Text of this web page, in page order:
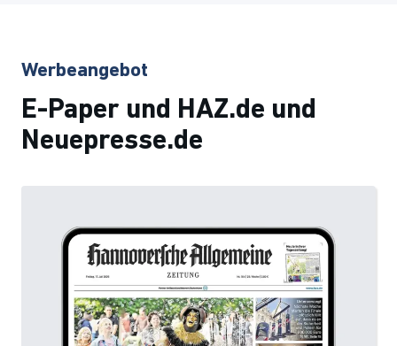
Werbeangebot
E-Paper und HAZ.de und
Neuepresse.de